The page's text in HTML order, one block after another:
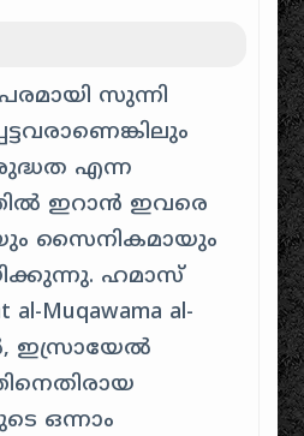
സുന്നി
എന്ന
ഇറാൻ ഇവരെ
സൈനികമായും
ഹമാസ്
al-Muqawama al-
ൽ, ഇസ്രായേൽ
ഒന്നാം